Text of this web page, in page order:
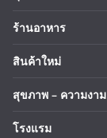
ร้านอาหาร
สินค้าใหม่
สุขภาพ – ความงาม
โรงแรม